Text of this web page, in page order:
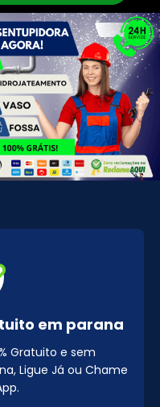
em parana
Gratuito e sem
Ligue Já ou Chame